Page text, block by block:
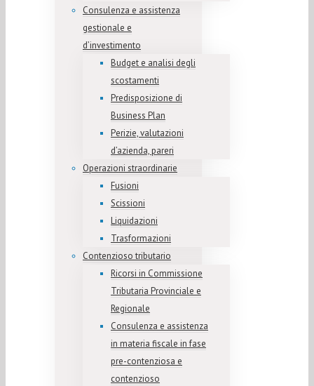
Consulenza e assistenza
gestionale e
d’investimento
Budget e analisi degli
scostamenti
Predisposizione di
Business Plan
Perizie, valutazioni
d’azienda, pareri
Operazioni straordinarie
Fusioni
Scissioni
Liquidazioni
Trasformazioni
Contenzioso tributario
Ricorsi in Commissione
Tributaria Provinciale e
Regionale
Consulenza e assistenza
in materia fiscale in fase
pre-contenziosa e
contenzioso